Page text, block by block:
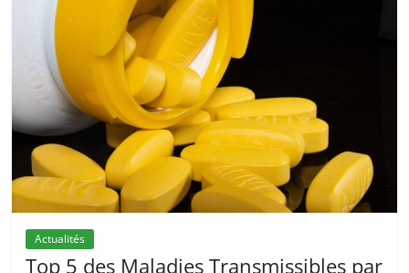
Actualités
Top 5 des Maladies Transmissibles par